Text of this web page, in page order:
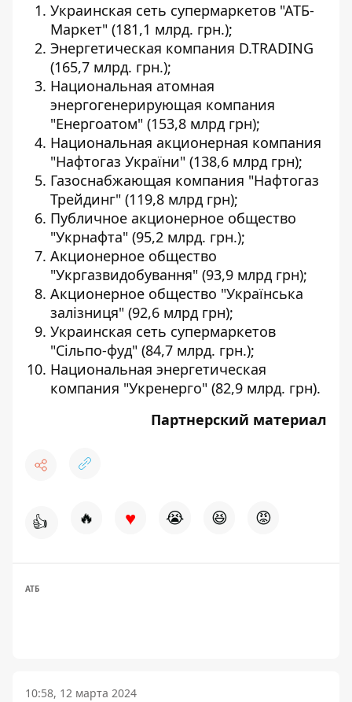
Украинская сеть супермаркетов "АТБ-
Маркет" (181,1 млрд. грн.);
Энергетическая компания D.TRADING
(165,7 млрд. грн.);
Национальная атомная
энергогенерирующая компания
"Енергоатом" (153,8 млрд грн);
Национальная акционерная компания
"Нафтогаз України" (138,6 млрд грн);
Газоснабжающая компания "Нафтогаз
Трейдинг" (119,8 млрд грн);
Публичное акционерное общество
"Укрнафта" (95,2 млрд. грн.);
Акционерное общество
"Укргазвидобування" (93,9 млрд грн);
Акционерное общество "Українська
залізниця" (92,6 млрд грн);
Украинская сеть супермаркетов
"Сільпо-фуд" (84,7 млрд. грн.);
Национальная энергетическая
компания "Укренерго" (82,9 млрд. грн).
Партнерский материал
👍 🔥 ♥ 😭 😆 😡
АТБ
10:58, 12 марта 2024